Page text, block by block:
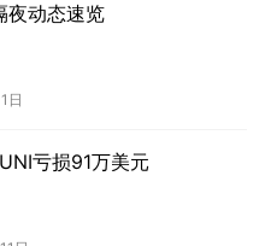
夜动态速览
日
亏损91万美元